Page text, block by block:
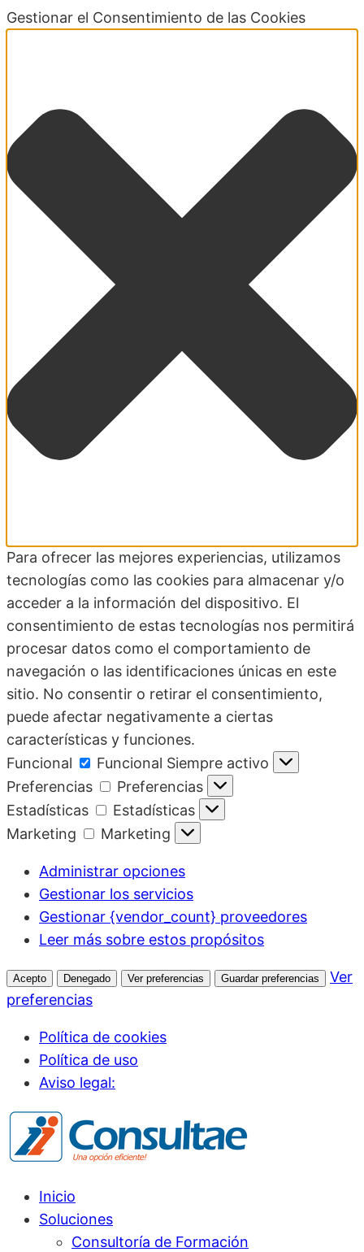
Gestionar el Consentimiento de las Cookies
Para ofrecer las mejores experiencias, utilizamos
tecnologías como las cookies para almacenar y/o
acceder a la información del dispositivo. El
consentimiento de estas tecnologías nos permitirá
procesar datos como el comportamiento de
navegación o las identificaciones únicas en este
sitio. No consentir o retirar el consentimiento,
puede afectar negativamente a ciertas
características y funciones.
Funcional
Funcional Siempre activo
Preferencias
Preferencias
Estadísticas
Estadísticas
Marketing
Marketing
Administrar opciones
Gestionar los servicios
Gestionar {vendor_count} proveedores
Leer más sobre estos propósitos
Acepto Denegado Ver preferencias Guardar preferencias
Ver
preferencias
Política de cookies
Política de uso
Aviso legal:
Inicio
Soluciones
Consultoría de Formación